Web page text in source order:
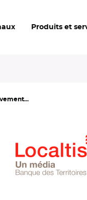
Produits et